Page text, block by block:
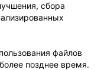
103.by
данных
сбора
файлов
позднее время.